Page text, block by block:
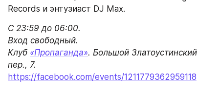
Подписывайтесь на нас в соцсетях:
Telegram
Instagram
Facebook
June 22, 2022, 17:58 views reactions 0replies